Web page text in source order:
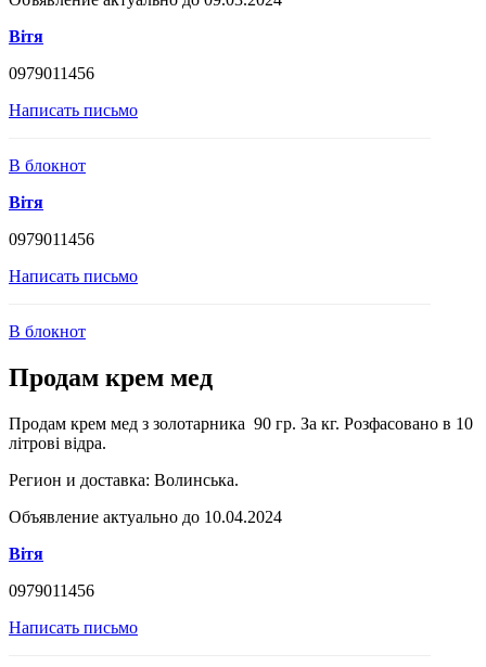
Вітя
0979011456
Написать письмо
В блокнот
Вітя
0979011456
Написать письмо
В блокнот
Продам крем мед
Продам крем мед з золотарника 90 гр. За кг. Розфасовано в 10
літрові відра.
Регион и доставка: Волинська.
Объявление актуально до 10.04.2024
Вітя
0979011456
Написать письмо